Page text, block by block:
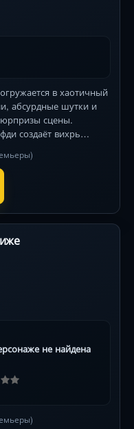
в хаотичный
абсурдные шутки и
сцены.
создаёт вихрь
не найдена